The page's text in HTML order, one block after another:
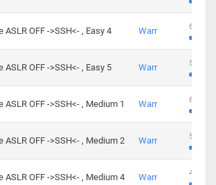
OFF ->SSH<- , Easy 4 Warr 645
OFF ->SSH<- , Easy 5 Warr 561
ASLR OFF ->SSH<- , Medium 1 Warr 605
ASLR OFF ->SSH<- , Medium 2 Warr 509
ASLR OFF ->SSH<- , Medium 4 Warr 413